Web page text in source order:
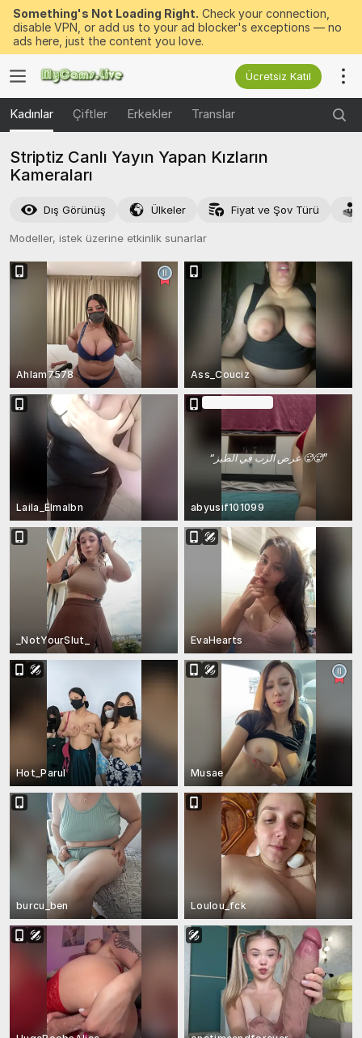
Something's Not Loading Right. Check your connection,
disable VPN, or add us to your ad blocker's exceptions — no
ads here, just the content you love.
Ücretsiz Katıl
Kadınlar Çiftler Erkekler Translar
Striptiz Canlı Yayın Yapan Kızların
Kameraları
Dış Görünüş Ülkeler Fiyat ve Şov Türü
Modeller, istek üzerine etkinlik sunarlar
Ahlam7578 Ass_Couciz
Laila_Elmalbn
“ عرض الزب في الطيز 🥵🥵”
abyusif101099
_NotYourSlut_ EvaHearts
Hot_Parul Musae
burcu_ben Loulou_fck